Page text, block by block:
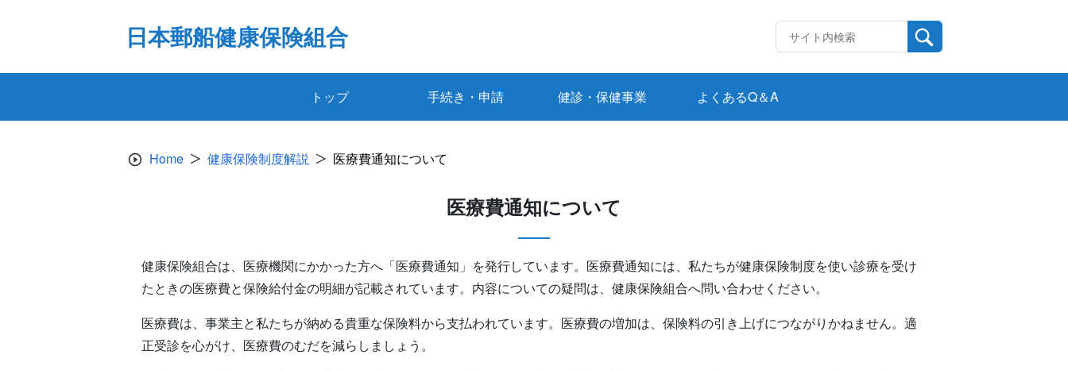
日本郵船健康保険組合
トップ 手続き・申請 健診・保健事業 よくあるQ＆A
Home 健康保険制度解説 医療費通知について
医療費通知について
健康保険組合は、医療機関にかかった方へ「医療費通知」を発行しています。医療費通知には、私たちが健康保険制度を使い診療を受け
たときの医療費と保険給付金の明細が記載されています。内容についての疑問は、健康保険組合へ問い合わせください。
医療費は、事業主と私たちが納める貴重な保険料から支払われています。医療費の増加は、保険料の引き上げにつながりかねません。適
正受診を心がけ、医療費のむだを減らしましょう。